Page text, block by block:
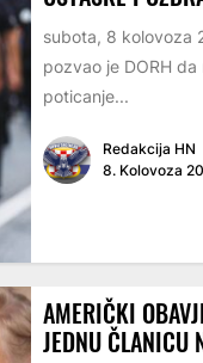
subota, 8 kolovoza
pozvao je DORH
poticanje...
Redakcija HN
8. Kolovoza
AMERIČKI
JEDNU ČLANICU